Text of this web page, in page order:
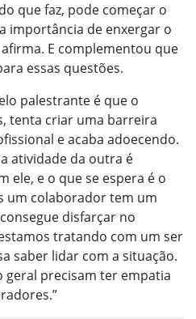
que faz, pode começar o
importância de enxergar o
E complementou que
essas questões.
palestrante é que o
tenta criar uma barreira
e acaba adoecendo.
atividade da outra é
ele, e o que se espera é o
um colaborador tem um
disfarçar no
tratando com um ser
saber lidar com a situação.
geral precisam ter empatia